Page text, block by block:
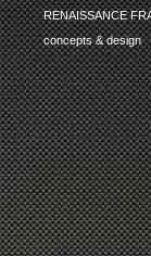
RENAISSANCE
concepts & design